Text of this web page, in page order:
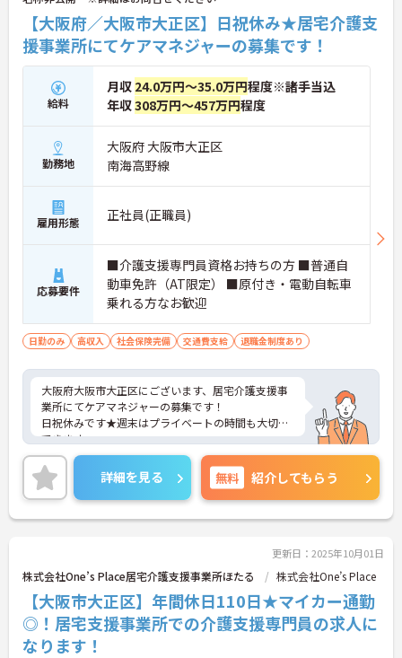
【大阪府／大阪市大正区】日祝休み★居宅介護支
援事業所にてケアマネジャーの募集です！
給料
月収 24.0万円～35.0万円程度※諸手当込
年収308万円～457万円程度
勤務地
大阪府 大阪市大正区
南海高野線
雇用形態 正社員(正職員)
応募要件
■介護支援専門員資格お持ちの方 ■普通自
動車免許（AT限定） ■原付き・電動自転車
乗れる方なお歓迎
日勤のみ 高収入 社会保険完備 交通費支給 退職金制度あり
大阪府大阪市大正区にございます、居宅介護支援事
業所にてケアマネジャーの募集です！
日祝休みです★週末はプライベートの時間も大切に
できます。
ご興味のある方は、マイナビ介護職までお問い合わ
せください。詳細を見る 無料 紹介してもらう
更新日：2025年10月01日
株式会社One’s Place居宅介護支援事業所ほたる 株式会社One’s Place
【大阪市大正区】年間休日110日★マイカー通勤
◎！居宅支援事業所での介護支援専門員の求人に
なります！